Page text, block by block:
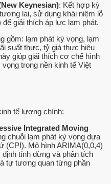
Keynesian): Kết hợp kỳ
lai, sử dụng khái niệm lỗ
giải thích áp lực lạm phát.
gồm: lạm phát kỳ vọng, lạm
suất thực, tỷ giá thực hiệu
giúp giải thích cơ chế hình
trong nền kinh tế Việt
tế lượng chính:
Integrated Moving
chuỗi lạm phát kỳ vọng dựa
(CPI). Mô hình ARIMA(0,0,4)
tính dừng và phân tích
tự tương quan từng phần